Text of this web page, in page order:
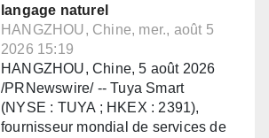
langage naturel
HANGZHOU, Chine, mer., août 5
2026 15:19
HANGZHOU, Chine, 5 août 2026
/PRNewswire/ -- Tuya Smart
(NYSE : TUYA ; HKEX : 2391),
fournisseur mondial de services de